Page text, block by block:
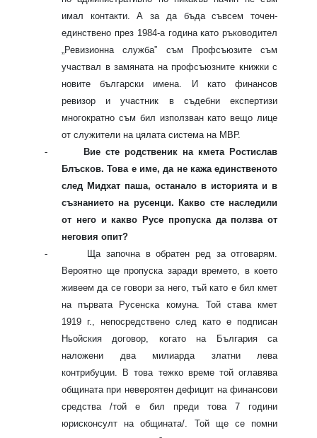
имал контакти. А за да бъда съвсем точен-
единствено през 1984-а година като ръководител
„Ревизионна служба” съм Профсъюзите съм
участвал в замяната на профсъюзните книжки с
новите български имена. И като финансов
ревизор и участник в съдебни експертизи
многократно съм бил използван като вещо лице
от служители на цялата система на МВР.
-
Вие сте родственик на кмета Ростислав
Блъсков. Това е име, да не кажа единственото
след Мидхат паша, останало в историята и в
съзнанието на русенци. Какво сте наследили
от него и какво Русе пропуска да ползва от
неговия опит?
-
Ща започна в обратен ред за отговарям.
Вероятно ще пропуска заради времето, в което
живеем да се говори за него, тъй като е бил кмет
на първата Русенска комуна. Той става кмет
1919 г., непосредствено след като е подписан
Ньойския договор, когато на България са
наложени два милиарда златни лева
контрибуции. В това тежко време той оглавява
общината при невероятен дефицит на финансови
средства /той е бил преди това 7 години
юрисконсулт на общината/. Той ще се помни